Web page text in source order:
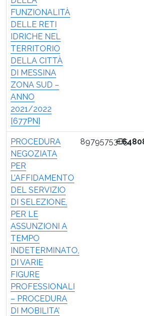
FUNZIONALITÀ
DELLE RETI
IDRICHE NEL
TERRITORIO
DELLA CITTÀ
DI MESSINA
ZONA SUD –
ANNO
2021/2022
[677PN]
PROCEDURA
NEGOZIATA
PER
L’AFFIDAMENTO
DEL SERVIZIO
DI SELEZIONE,
PER LE
ASSUNZIONI A
TEMPO
INDETERMINATO,
DI VARIE
FIGURE
PROFESSIONALI
– PROCEDURA
DI MOBILITA’
89795753B5
€